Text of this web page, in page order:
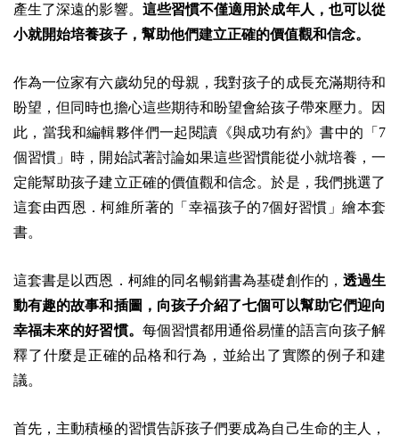
產生了深遠的影響。 這些習慣不僅適用於成年人，也可以從
小就開始培養孩子，幫助他們建立正確的價值觀和信念。
作為一位家有六歲幼兒的母親，我對孩子的成長充滿期待和
盼望，但同時也擔心這些期待和盼望會給孩子帶來壓力。因
此，當我和編輯夥伴們一起閱讀《與成功有約》書中的「7
個習慣」時，開始試著討論如果這些習慣能從小就培養，一
定能幫助孩子建立正確的價值觀和信念。於是，我們挑選了
這套由西恩．柯維所著的「幸福孩子的7個好習慣」繪本套
書。
這套書是以西恩．柯維的同名暢銷書為基礎創作的， 透過生
動有趣的故事和插圖，向孩子介紹了七個可以幫助它們迎向
幸福未來的好習慣。 每個習慣都用通俗易懂的語言向孩子解
釋了什麼是正確的品格和行為，並給出了實際的例子和建
議。
首先，主動積極的習慣告訴孩子們要成為自己生命的主人，